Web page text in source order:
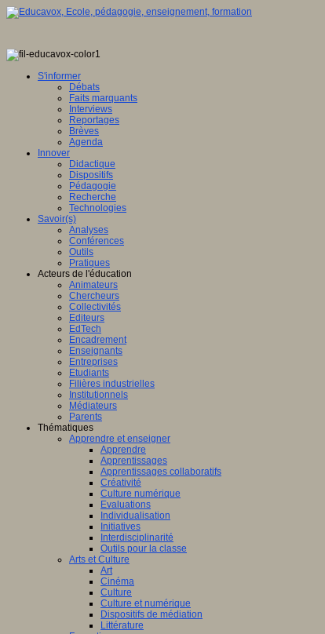
S'informer
Débats
Faits marquants
Interviews
Reportages
Brèves
Agenda
Innover
Didactique
Dispositifs
Pédagogie
Recherche
Technologies
Savoir(s)
Analyses
Conférences
Outils
Pratiques
Acteurs de l'éducation
Animateurs
Chercheurs
Collectivités
Editeurs
EdTech
Encadrement
Enseignants
Entreprises
Etudiants
Filières industrielles
Institutionnels
Médiateurs
Parents
Thématiques
Apprendre et enseigner
Apprendre
Apprentissages
Apprentissages collaboratifs
Créativité
Culture numérique
Evaluations
Individualisation
Initiatives
Interdisciplinarité
Outils pour la classe
Arts et Culture
Art
Cinéma
Culture
Culture et numérique
Dispositifs de médiation
Littérature